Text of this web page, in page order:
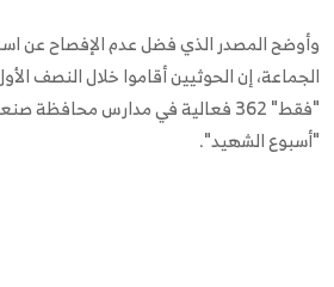
وأوضح المصدر الذي فضل عدم الإفصاح عن
الجماعة، إن الحوثيين أقاموا خلال النصف
"فقط" 362 فعالية في مدارس
"أسبوع الشهيد".